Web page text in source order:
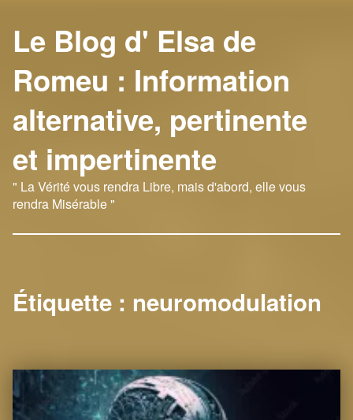
Le Blog d' Elsa de
Romeu : Information
alternative, pertinente
et impertinente
" La Vérité vous rendra Libre, mais d'abord, elle vous
rendra Misérable "
Étiquette : neuromodulation